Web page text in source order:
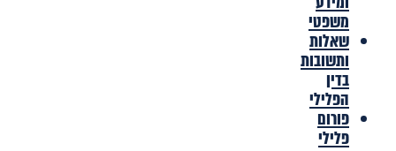
משפטי
שאלות
ותשובות
בדין
הפלילי
פורום
פלילי